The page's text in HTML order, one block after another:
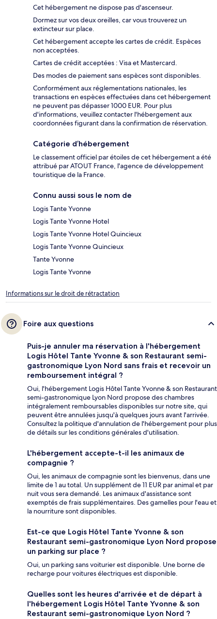
Cet hébergement ne dispose pas d'ascenseur.
Dormez sur vos deux oreilles, car vous trouverez un
extincteur sur place.
Cet hébergement accepte les cartes de crédit. Espèces
non acceptées.
Cartes de crédit acceptées : Visa et Mastercard.
Des modes de paiement sans espèces sont disponibles.
Conformément aux réglementations nationales, les
transactions en espèces effectuées dans cet hébergement
ne peuvent pas dépasser 1000 EUR. Pour plus
d'informations, veuillez contacter l'hébergement aux
coordonnées figurant dans la confirmation de réservation.
Catégorie d’hébergement
Le classement officiel par étoiles de cet hébergement a été
attribué par ATOUT France, l'agence de développement
touristique de la France.
Connu aussi sous le nom de
Logis Tante Yvonne
Logis Tante Yvonne Hotel
Logis Tante Yvonne Hotel Quincieux
Logis Tante Yvonne Quincieux
Tante Yvonne
Logis Tante Yvonne
Informations sur le droit de rétractation
Foire aux questions
Puis-je annuler ma réservation à l'hébergement
Logis Hôtel Tante Yvonne & son Restaurant semi-
gastronomique Lyon Nord sans frais et recevoir un
remboursement intégral ?
Oui, l'hébergement Logis Hôtel Tante Yvonne & son Restaurant
semi-gastronomique Lyon Nord propose des chambres
intégralement remboursables disponibles sur notre site, qui
peuvent être annulées jusqu'à quelques jours avant l'arrivée.
Consultez la politique d'annulation de l'hébergement pour plus
de détails sur les conditions générales d'utilisation.
L'hébergement accepte-t-il les animaux de
compagnie ?
Oui, les animaux de compagnie sont les bienvenus, dans une
limite de 1 au total. Un supplément de 11 EUR par animal et par
nuit vous sera demandé. Les animaux d'assistance sont
exemptés de frais supplémentaires. Des gamelles pour l'eau et
la nourriture sont disponibles.
Est-ce que Logis Hôtel Tante Yvonne & son
Restaurant semi-gastronomique Lyon Nord propose
un parking sur place ?
Oui, un parking sans voiturier est disponible. Une borne de
recharge pour voitures électriques est disponible.
Quelles sont les heures d'arrivée et de départ à
l'hébergement Logis Hôtel Tante Yvonne & son
Restaurant semi-gastronomique Lyon Nord ?